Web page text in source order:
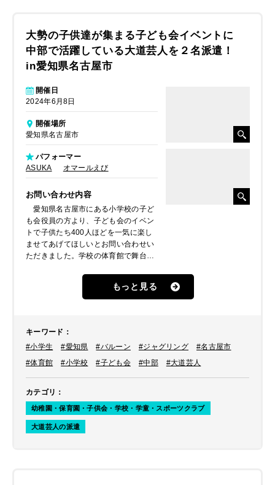
大勢の子供達が集まる子ども会イベントに
中部で活躍している大道芸人を２名派遣！
in愛知県名古屋市
開催日
2024年6月8日
開催場所
愛知県名古屋市
パフォーマー
ASUKA
オマールえび
お問い合わせ内容
愛知県名古屋市にある小学校の子ど
も会役員の方より、子ども会のイベン
トで子供たち400人ほどを一気に楽し
ませてあげてほしいとお問い合わせい
ただきました。学校の体育館で舞台も
ら見ても分かりやすいネタをする大道
芸人を希望とのことでした。中部を中
した。
もっと見る
キーワード ：
#小学生
#愛知県 #バルーン #ジャグリング
#名古屋市
#体育館
#小学校 #子ども会 #中部 #大道芸人
カテゴリ ：
幼稚園・保育園・子供会・学校・学童・スポーツクラブ
大道芸人の派遣